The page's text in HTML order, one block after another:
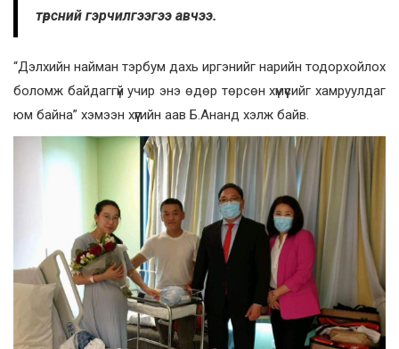
төрсний гэрчилгээгээ авчээ.
“Дэлхийн найман тэрбум дахь иргэнийг нарийн тодорхойлох
боломж байдаггүй учир энэ өдөр төрсөн хүмүүсийг хамруулдаг
юм байна” хэмээн хүүгийн аав Б.Ананд хэлж байв.